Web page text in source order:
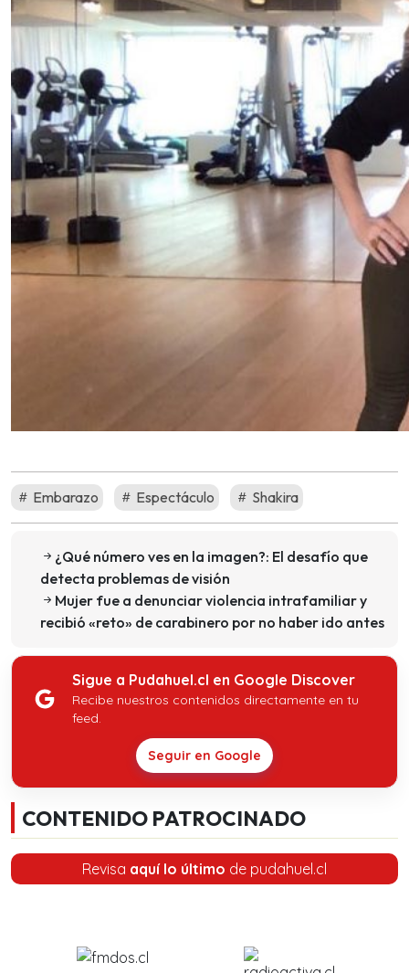
Embarazo Espectáculo Shakira
¿Qué número ves en la imagen?: El desafío que
detecta problemas de visión
Mujer fue a denunciar violencia intrafamiliar y
recibió «reto» de carabinero por no haber ido antes
Sigue a Pudahuel.cl en Google Discover
Recibe nuestros contenidos directamente en tu
feed.
Seguir en Google
CONTENIDO PATROCINADO
Revisa aquí lo último de pudahuel.cl